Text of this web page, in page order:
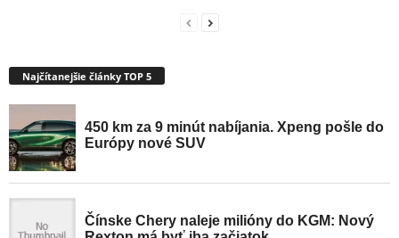
Najčítanejšie články TOP 5